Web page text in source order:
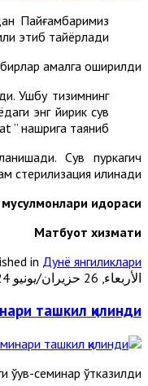
Пайғамбаримиз
этиб тайёрлади.
амалга оширилди.
Ушбу тизимнинг
энг йирик сув
” нашрига таяниб.
Сув пуркагич
стерилизация қилинади.
идораси
Матбуот хизмати
in Дунё янгиликлари
الأربعاء, 26 حزيران/يونيو 2024 00:00
ташкил қилинди
семинар ўтказилди.